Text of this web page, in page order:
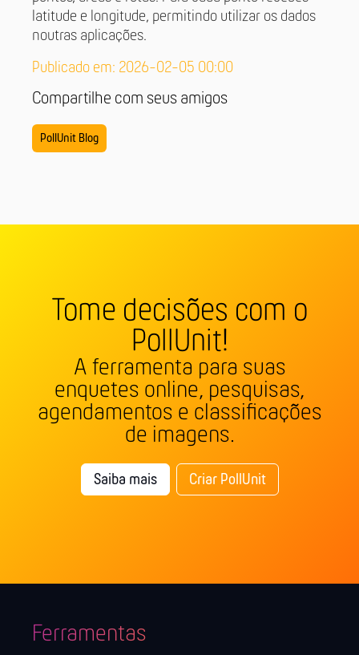
latitude e longitude, permitindo utilizar os dados
noutras aplicações.
Publicado em: 2026-02-05 00:00
Compartilhe com seus amigos
PollUnit Blog
Tome decisões com o
PollUnit!
A ferramenta para suas
enquetes online, pesquisas,
agendamentos e classificações
de imagens.
Saiba mais Criar PollUnit
Ferramentas